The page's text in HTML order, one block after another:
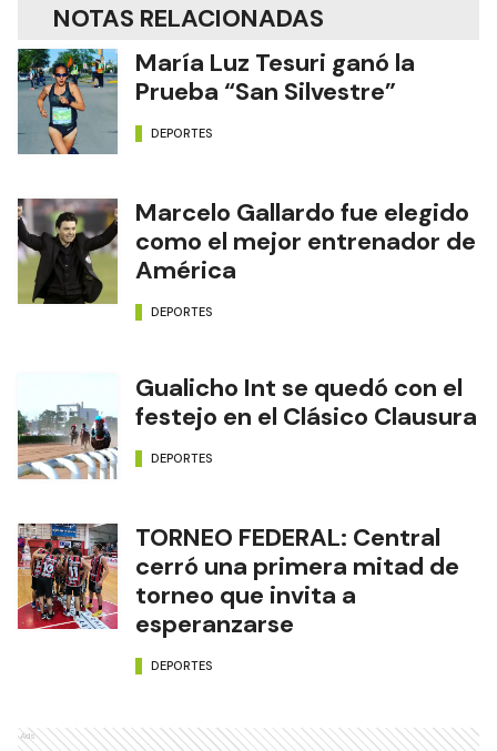
NOTAS RELACIONADAS
María Luz Tesuri ganó la
Prueba “San Silvestre”
DEPORTES
Marcelo Gallardo fue elegido
como el mejor entrenador de
América
DEPORTES
Gualicho Int se quedó con el
festejo en el Clásico Clausura
DEPORTES
TORNEO FEDERAL: Central
cerró una primera mitad de
torneo que invita a
esperanzarse
DEPORTES
Ads